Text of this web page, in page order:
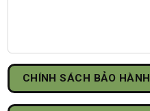
CHÍNH SÁCH BẢO HÀNH